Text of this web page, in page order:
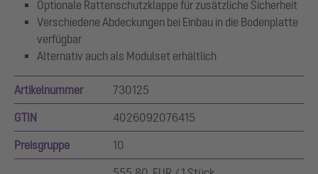
Optionale Rattenschutzklappe für zusätzliche Sicherheit
Verschiedene Abdeckungen bei Einbau in die Bodenplatte
verfügbar
Alternativ auch als Modulset erhältlich
Artikelnummer 730125
GTIN 4026092076415
Preisgruppe 10